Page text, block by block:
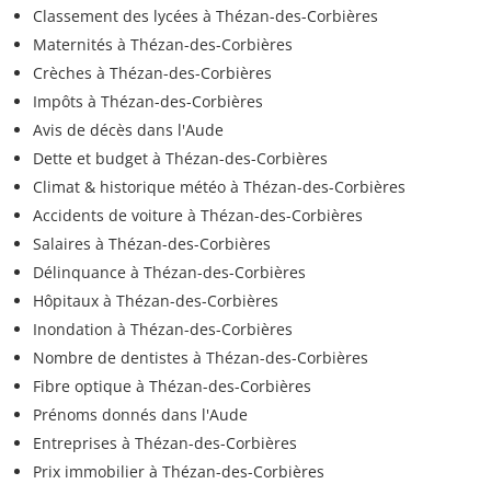
Classement des lycées à Thézan-des-Corbières
Maternités à Thézan-des-Corbières
Crèches à Thézan-des-Corbières
Impôts à Thézan-des-Corbières
Avis de décès dans l'Aude
Dette et budget à Thézan-des-Corbières
Climat & historique météo à Thézan-des-Corbières
Accidents de voiture à Thézan-des-Corbières
Salaires à Thézan-des-Corbières
Délinquance à Thézan-des-Corbières
Hôpitaux à Thézan-des-Corbières
Inondation à Thézan-des-Corbières
Nombre de dentistes à Thézan-des-Corbières
Fibre optique à Thézan-des-Corbières
Prénoms donnés dans l'Aude
Entreprises à Thézan-des-Corbières
Prix immobilier à Thézan-des-Corbières